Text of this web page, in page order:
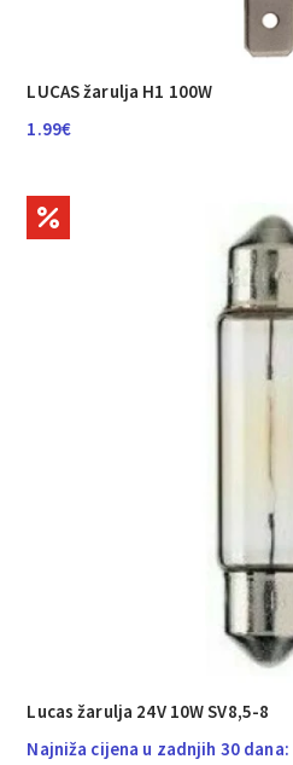
LUCAS žarulja H1 100W
1.99€
Lucas žarulja 24V 10W SV8,5-8
Najniža cijena u zadnjih 30 dana: